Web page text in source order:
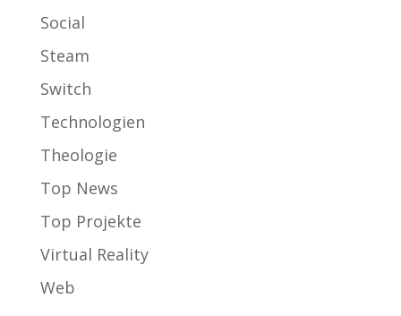
Social
Steam
Switch
Technologien
Theologie
Top News
Top Projekte
Virtual Reality
Web